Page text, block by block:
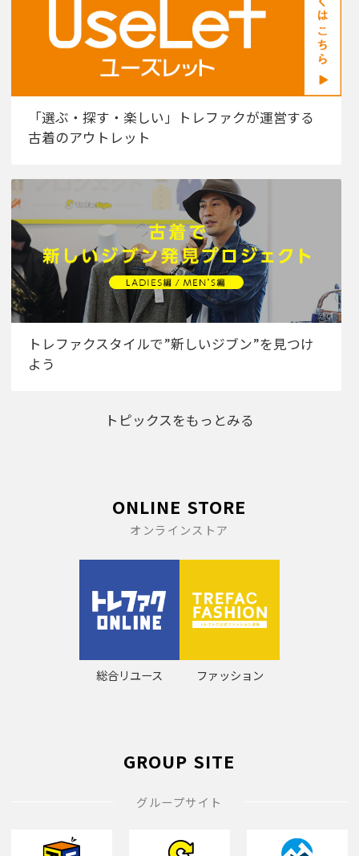
「選ぶ・探す・楽しい」トレファクが運営する
古着のアウトレット
トレファクスタイルで”新しいジブン”を見つけ
よう
トピックスをもっとみる
ONLINE STORE
オンラインストア
総合リユース ファッション
GROUP SITE
グループサイト